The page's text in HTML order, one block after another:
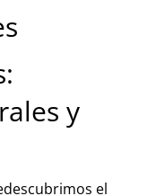
y
el